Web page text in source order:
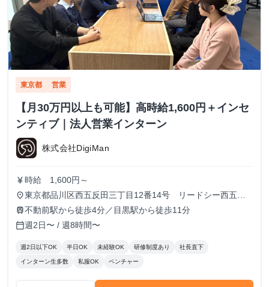
東京都 営業
【月30万円以上も可能】高時給1,600円＋インセ
ンティブ｜法人営業インターン
株式会社DigiMan
currency_yen 時給 1,600円～
place東京都品川区西五反田三丁目12番14号 リードシー西五反
田ビル7-8階（受付8階）
train不動前駅から徒歩4分／目黒駅から徒歩11分
calendar_today週2日〜 / 週8時間〜
週2日以下OK 半日OK 未経験OK 研修制度あり 社長直下
インターン生多数 私服OK ベンチャー